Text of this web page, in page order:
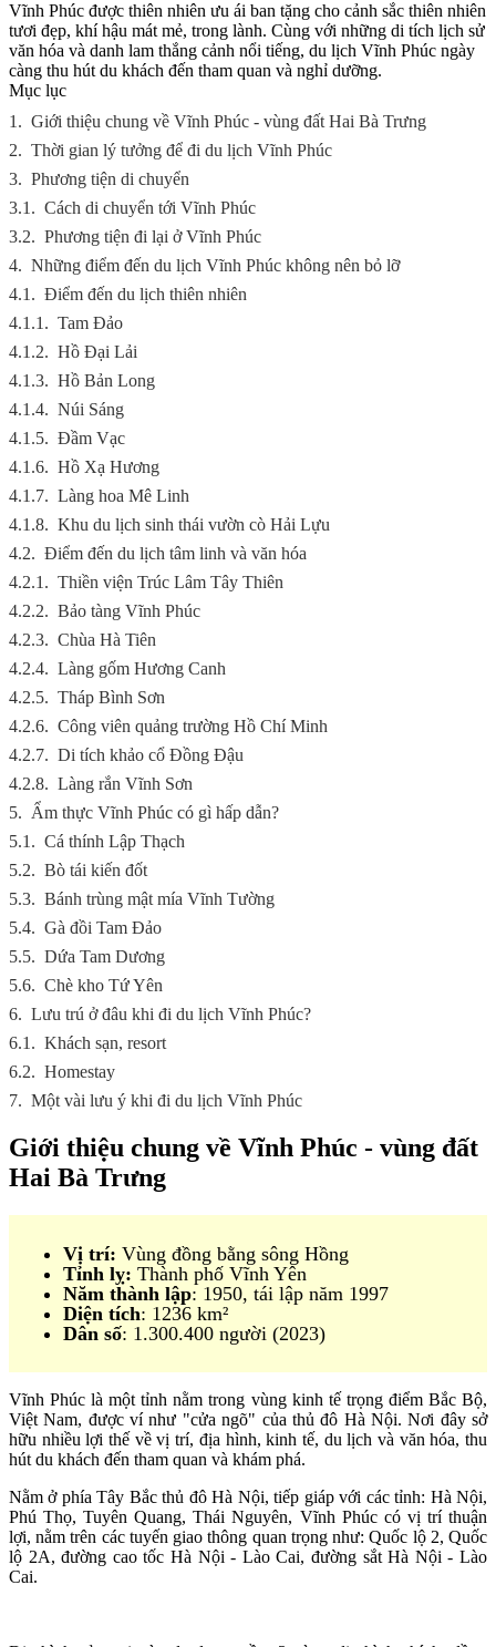
Vĩnh Phúc được thiên nhiên ưu ái ban tặng cho cảnh sắc thiên nhiên
tươi đẹp, khí hậu mát mẻ, trong lành. Cùng với những di tích lịch sử
văn hóa và danh lam thắng cảnh nổi tiếng, du lịch Vĩnh Phúc ngày
càng thu hút du khách đến tham quan và nghỉ dưỡng.
Mục lục
1. Giới thiệu chung về Vĩnh Phúc - vùng đất Hai Bà Trưng
2. Thời gian lý tưởng để đi du lịch Vĩnh Phúc
3. Phương tiện di chuyển
3.1. Cách di chuyển tới Vĩnh Phúc
3.2. Phương tiện đi lại ở Vĩnh Phúc
4. Những điểm đến du lịch Vĩnh Phúc không nên bỏ lỡ
4.1. Điểm đến du lịch thiên nhiên
4.1.1. Tam Đảo
4.1.2. Hồ Đại Lải
4.1.3. Hồ Bản Long
4.1.4. Núi Sáng
4.1.5. Đầm Vạc
4.1.6. Hồ Xạ Hương
4.1.7. Làng hoa Mê Linh
4.1.8. Khu du lịch sinh thái vườn cò Hải Lựu
4.2. Điểm đến du lịch tâm linh và văn hóa
4.2.1. Thiền viện Trúc Lâm Tây Thiên
4.2.2. Bảo tàng Vĩnh Phúc
4.2.3. Chùa Hà Tiên
4.2.4. Làng gốm Hương Canh
4.2.5. Tháp Bình Sơn
4.2.6. Công viên quảng trường Hồ Chí Minh
4.2.7. Di tích khảo cổ Đồng Đậu
4.2.8. Làng rắn Vĩnh Sơn
5. Ẩm thực Vĩnh Phúc có gì hấp dẫn?
5.1. Cá thính Lập Thạch
5.2. Bò tái kiến đốt
5.3. Bánh trùng mật mía Vĩnh Tường
5.4. Gà đồi Tam Đảo
5.5. Dứa Tam Dương
5.6. Chè kho Tứ Yên
6. Lưu trú ở đâu khi đi du lịch Vĩnh Phúc?
6.1. Khách sạn, resort
6.2. Homestay
7. Một vài lưu ý khi đi du lịch Vĩnh Phúc
Giới thiệu chung về Vĩnh Phúc - vùng đất
Hai Bà Trưng
Vị trí: Vùng đồng bằng sông Hồng
Tỉnh lỵ: Thành phố Vĩnh Yên
Năm thành lập: 1950, tái lập năm 1997
Diện tích: 1236 km²
Dân số: 1.300.400 người (2023)
Vĩnh Phúc là một tỉnh nằm trong vùng kinh tế trọng điểm Bắc Bộ,
Việt Nam, được ví như "cửa ngõ" của thủ đô Hà Nội. Nơi đây sở
hữu nhiều lợi thế về vị trí, địa hình, kinh tế, du lịch và văn hóa, thu
hút du khách đến tham quan và khám phá.
Nằm ở phía Tây Bắc thủ đô Hà Nội, tiếp giáp với các tỉnh: Hà Nội,
Phú Thọ, Tuyên Quang, Thái Nguyên, Vĩnh Phúc có vị trí thuận
lợi, nằm trên các tuyến giao thông quan trọng như: Quốc lộ 2, Quốc
lộ 2A, đường cao tốc Hà Nội - Lào Cai, đường sắt Hà Nội - Lào
Cai.